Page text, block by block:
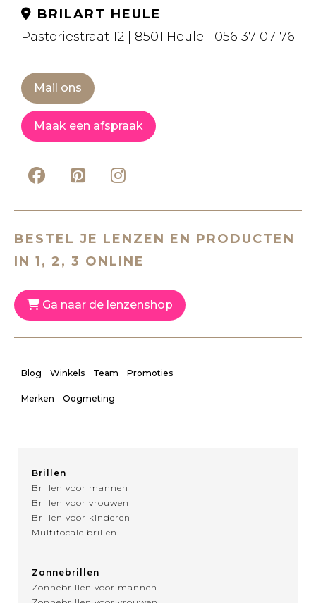
BRILART HEULE
Pastoriestraat 12 | 8501 Heule | 056 37 07 76
Mail ons
Maak een afspraak
BESTEL JE LENZEN EN PRODUCTEN
IN 1, 2, 3 ONLINE
Ga naar de lenzenshop
Blog Winkels Team Promoties
Merken Oogmeting
Brillen
Brillen voor mannen
Brillen voor vrouwen
Brillen voor kinderen
Multifocale brillen
Zonnebrillen
Zonnebrillen voor mannen